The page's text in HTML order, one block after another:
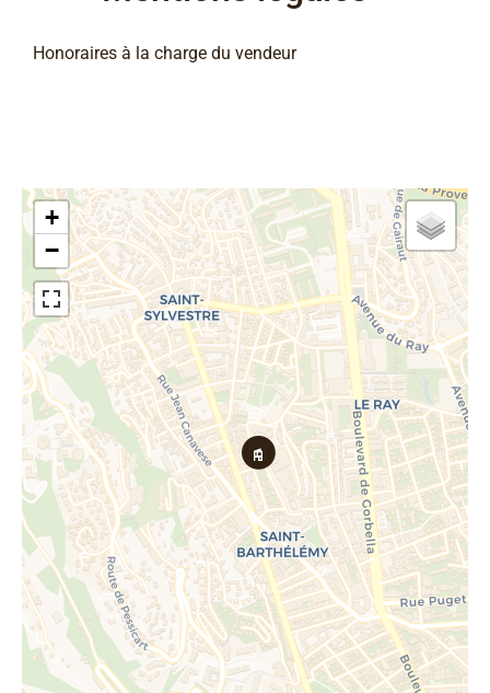
Honoraires à la charge du vendeur
+
−